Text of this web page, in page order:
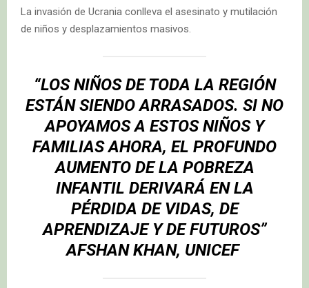
La invasión de Ucrania conlleva el asesinato y mutilación
de niños y desplazamientos masivos.
“LOS NIÑOS DE TODA LA REGIÓN
ESTÁN SIENDO ARRASADOS. SI NO
APOYAMOS A ESTOS NIÑOS Y
FAMILIAS AHORA, EL PROFUNDO
AUMENTO DE LA POBREZA
INFANTIL DERIVARÁ EN LA
PÉRDIDA DE VIDAS, DE
APRENDIZAJE Y DE FUTUROS”
AFSHAN KHAN, UNICEF